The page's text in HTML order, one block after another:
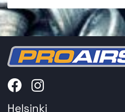
Helsinki